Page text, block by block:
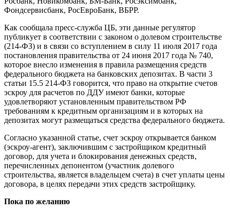
Фондсервисбанк, РосЕвроБанк, ВБРР.
Как сообщала пресс-служба ЦБ, эти данные регулятор
публикует в соответствии с законом о долевом строительстве
(214-ФЗ) и в связи со вступлением в силу 11 июля 2017 года
постановления правительства от 24 июня 2017 года № 740,
которое внесло изменения в правила размещения средств
федерального бюджета на банковских депозитах. В части 3
статьи 15.5 214-ФЗ говорится, что право на открытие счетов
эскроу для расчетов по ДДУ имеют банки, которые
удовлетворяют установленным правительством РФ
требованиям к кредитным организациям и в которых на
депозитах могут размещаться средства федерального бюджета.
Согласно указанной статье, счет эскроу открывается банком
(эскроу-агент), заключившим с застройщиком кредитный
договор, для учета и блокирования денежных средств,
перечисленных депонентом (участник долевого
строительства, является владельцем счета) в счет уплаты цены
договора, в целях передачи этих средств застройщику.
Пока по желанию